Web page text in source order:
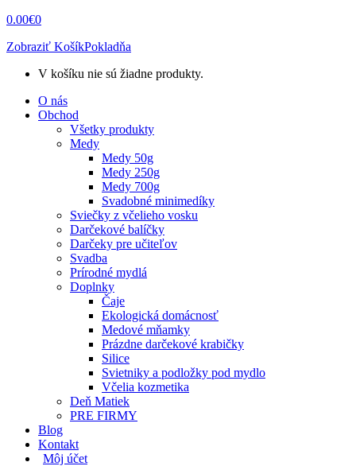
0.00€0
Zobraziť KošíkPokladňa
V košíku nie sú žiadne produkty.
O nás
Obchod
Všetky produkty
Medy
Medy 50g
Medy 250g
Medy 700g
Svadobné minimedíky
Sviečky z včelieho vosku
Darčekové balíčky
Darčeky pre učiteľov
Svadba
Prírodné mydlá
Doplnky
Čaje
Ekologická domácnosť
Medové mňamky
Prázdne darčekové krabičky
Silice
Svietniky a podložky pod mydlo
Včelia kozmetika
Deň Matiek
PRE FIRMY
Blog
Kontakt
Môj účet